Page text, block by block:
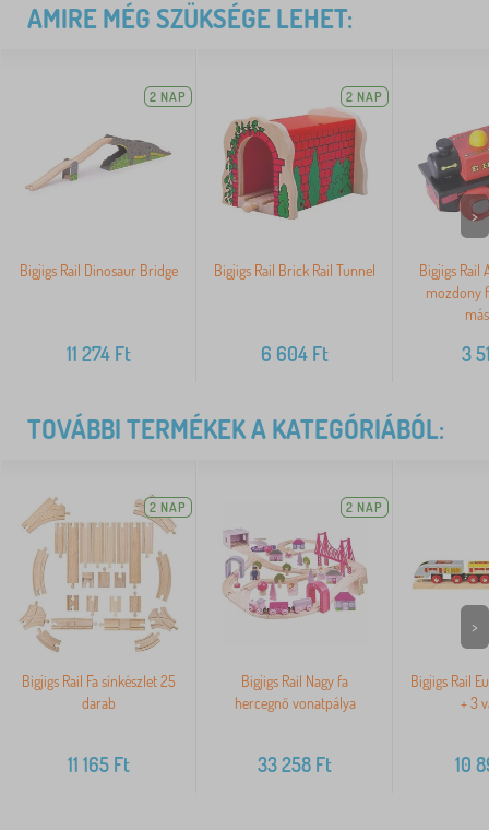
AMIRE MÉG SZÜKSÉGE LEHET:
2 NAP
Bigjigs Rail Dinosaur Bridge
11 274Ft
2 NAP
Bigjigs Rail Brick Rail Tunnel
6 604 Ft
Bigjigs Rail
mozdony
3
>
TOVÁBBI TERMÉKEK A KATEGÓRIÁBÓL:
2 NAP
Bigjigs Rail Fa sínkészlet 25
darab
11 165Ft
2 NAP
Bigjigs Rail Nagy fa
hercegnő vonatpálya
33 258 Ft
Bigjigs Rail
+ 3
10
>